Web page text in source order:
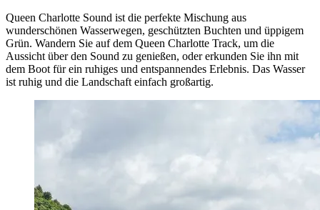
Queen Charlotte Sound ist die perfekte Mischung aus
wunderschönen Wasserwegen, geschützten Buchten und üppigem
Grün. Wandern Sie auf dem Queen Charlotte Track, um die
Aussicht über den Sound zu genießen, oder erkunden Sie ihn mit
dem Boot für ein ruhiges und entspannendes Erlebnis. Das Wasser
ist ruhig und die Landschaft einfach großartig.